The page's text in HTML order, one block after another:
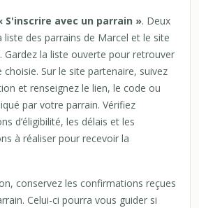
S'inscrire avec un parrain ». Deux
liste des parrains de Marcel et le site
Gardez la liste ouverte pour retrouver
choisie. Sur le site partenaire, suivez
et renseignez le lien, le code ou
par votre parrain. Vérifiez
d’éligibilité, les délais et les
à réaliser pour recevoir la
conservez les confirmations reçues
Celui-ci pourra vous guider si